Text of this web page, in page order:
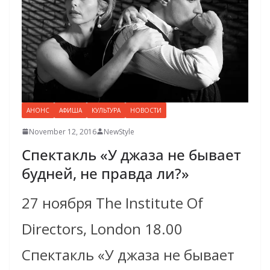
АНОНС АФИША КУЛЬТУРА НОВОСТИ
November 12, 2016 NewStyle
Спектакль «У джаза не бывает
будней, не правда ли?»
27 ноября The Institute Of
Directors, London 18.00
Спектакль «У джаза не бывает